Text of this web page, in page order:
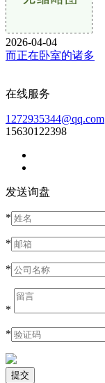
2026-04-04
而正在卧室的诸多
在线服务
1272935344@qq.com
15630122398
发送询盘
*
*
*
*
*